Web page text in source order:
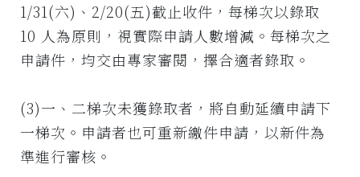
1/31(六)、2/20(五)截止收件，每梯次以錄取
10 人為原則，視實際申請人數增減。每梯次之
申請件，均交由專家審閱，擇合適者錄取。
(3)一、二梯次未獲錄取者，將自動延續申請下
一梯次。申請者也可重新繳件申請，以新件為
準進行審核。